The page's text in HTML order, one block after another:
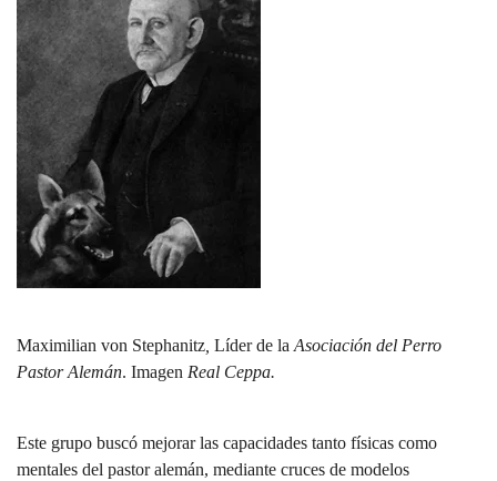
Maximilian von Stephanitz Líder de la Asociación del Perro
Pastor Alemán. Imagen Real Ceppa.
Este grupo buscó mejorar las capacidades tanto físicas como
mentales del pastor alemán, mediante cruces de modelos